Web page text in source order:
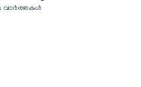
വാര്‍ത്തകള്‍